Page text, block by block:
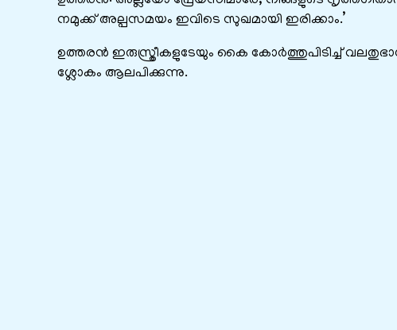
നമുക്ക് അല്പസമയം ഇവിടെ സുഖമായി ഇരിക്കാം.’
ഉത്തരന്‍ ഇരുസ്ത്രീകളുടേയും കൈ കോര്‍ത്തുപിടിച്ച്
ശ്ലോകം ആലപിക്കുന്നു.